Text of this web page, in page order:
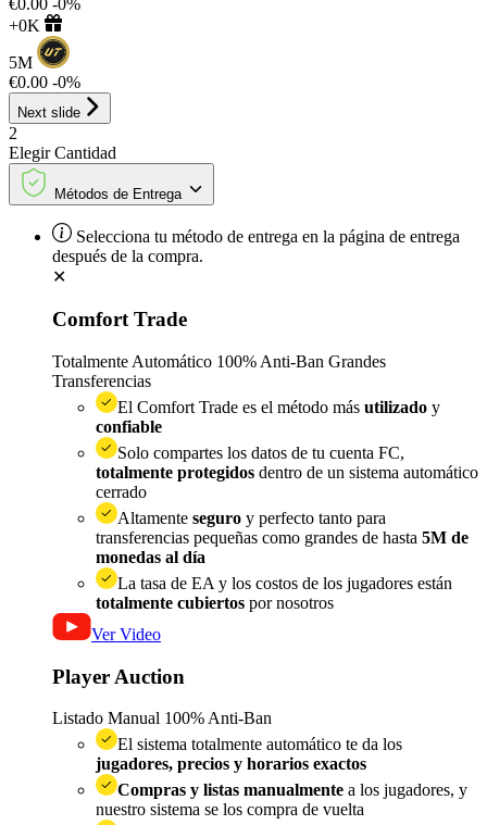
€0.00 -0%
+0K
5M
€0.00 -0%
Next slide
2
ElegirCantidad
Métodos de Entrega
Selecciona tu método de entrega en la página de entrega
después de la compra.
✕
Comfort Trade
Totalmente Automático 100% Anti-Ban Grandes
Transferencias
El Comfort Trade es el método más utilizado y
confiable
Solo compartes los datos de tu cuenta FC,
totalmente protegidos dentro de un sistema automático
cerrado
Altamente seguro y perfecto tanto para
transferencias pequeñas como grandes de hasta 5M de
monedas al día
La tasa de EA y los costos de los jugadores están
totalmente cubiertos por nosotros
Ver Video
Player Auction
Listado Manual 100% Anti-Ban
El sistema totalmente automático te da los
jugadores, precios y horarios exactos
Compras y listas manualmente a los jugadores, y
nuestro sistema se los compra de vuelta